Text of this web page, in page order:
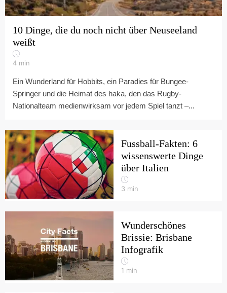
10 Dinge, die du noch nicht über Neuseeland
weißt
4 min
Ein Wunderland für Hobbits, ein Paradies für Bungee-
Springer und die Heimat des haka, den das Rugby-
Nationalteam medienwirksam vor jedem Spiel tanzt –...
Fussball-Fakten: 6
wissenswerte Dinge
über Italien
3 min
Wunderschönes
Brissie: Brisbane
Infografik
1 min